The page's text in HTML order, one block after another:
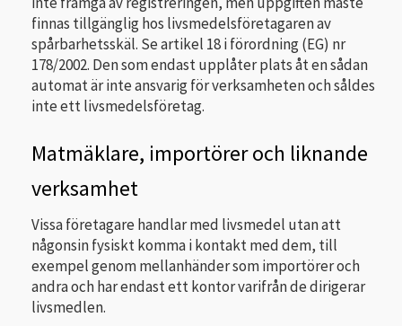
finnas tillgänglig hos livsmedelsföretagaren av
spårbarhetsskäl. Se artikel 18 i förordning (EG) nr
178/2002. Den som endast upplåter plats åt en sådan
automat är inte ansvarig för verksamheten och såldes
inte ett livsmedelsföretag.
Matmäklare, importörer och liknande
verksamhet
Vissa företagare handlar med livsmedel utan att
någonsin fysiskt komma i kontakt med dem, till
exempel genom mellanhänder som importörer och
andra och har endast ett kontor varifrån de dirigerar
livsmedlen.